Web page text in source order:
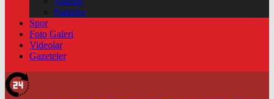
Pariteler
Spor
Foto Galeri
Videolar
Gazeteler